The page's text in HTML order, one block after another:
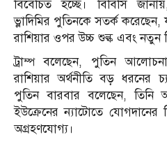
বিবেচিত হচ্ছে। বিবিসি
ভ্লাদিমির পুতিনকে সতর্ক
রাশিয়ার ওপর উচ্চ শুল্ক এবং নতুন
ট্রাম্প বলেছেন, পুতিন
রাশিয়ার অর্থনীতি বড় ধরনের
পুতিন বারবার বলেছেন, তিনি
ইউক্রেনের ন্যাটোতে
অগ্রহণযোগ্য।